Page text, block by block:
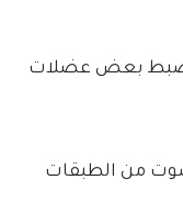
بعض عضلات
من الطبقات